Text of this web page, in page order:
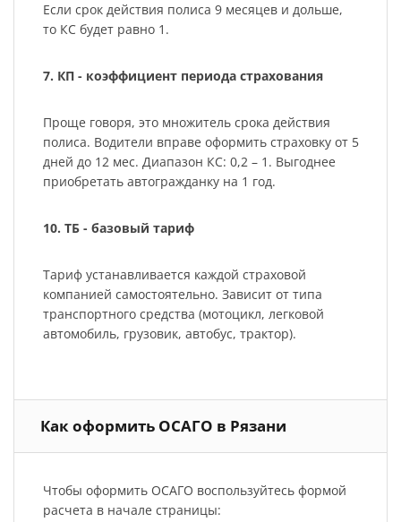
Если срок действия полиса 9 месяцев и дольше,
то КС будет равно 1.
7. КП - коэффициент периода страхования
Проще говоря, это множитель срока действия
полиса. Водители вправе оформить страховку от 5
дней до 12 мес. Диапазон КС: 0,2 – 1. Выгоднее
приобретать автогражданку на 1 год.
10. ТБ - базовый тариф
Тариф устанавливается каждой страховой
компанией самостоятельно. Зависит от типа
транспортного средства (мотоцикл, легковой
автомобиль, грузовик, автобус, трактор).
Как оформить ОСАГО в Рязани
Чтобы оформить ОСАГО воспользуйтесь формой
расчета в начале страницы: